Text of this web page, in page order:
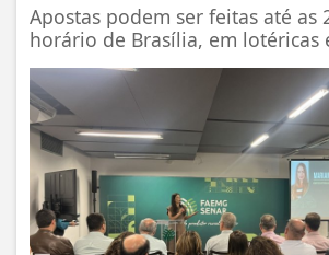
Apostas podem ser feitas até as
horário de Brasília, em lotéricas